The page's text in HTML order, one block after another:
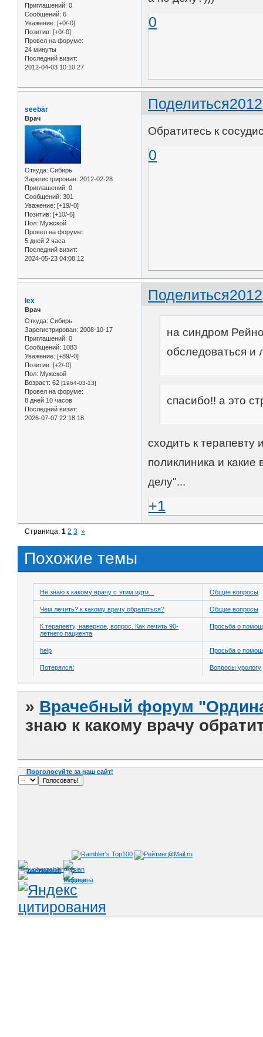
Приглашений: 0
Сообщений: 6
Уважение: [+0/-0]
Позитив: [+0/-0]
Провел на форуме:
24 минуты
Последний визит:
2012-04-03 10:10:27
0
Поделиться
seebär
Врач
Откуда: Сибирь
Зарегистрирован: 2012-02-28
Приглашений: 0
Сообщений: 301
Уважение: [+19/-0]
Позитив: [+10/-6]
Пол: Мужской
Провел на форуме:
5 дней 2 часа
Последний визит:
2024-05-23 04:08:12
Обратитесь к
0
Поделиться
lex
Врач
Откуда: Сибирь
Зарегистрирован: 2008-10-17
Приглашений: 0
Сообщений: 1083
Уважение: [+89/-0]
Позитив: [+2/-0]
Пол: Мужской
Возраст: 62 [1964-03-13]
Провел на форуме:
8 дней 10 часов
Последний визит:
2026-07-07 22:18:18
на синдром
обследоваться и
спасибо!! а это
сходить к терапевту
поликлиника и
делу"...
+1
Страница:1 2 3 »
Похожие темы
Не знаю к какому врачу с этим идти... Общие вопросы
Чем лечить? к какому врачу обратиться? Общие вопросы
К терапевту, наверное, вопрос. Как лечить 90-
летнего пациента
Просьба о
help Просьба о
Потерялся! Вопросы урологу
» Врачебный форум
знаю к какому врачу
Проголосуйте за наш сайт!